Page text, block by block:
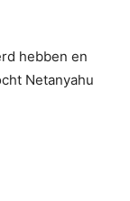
hebben en
Netanyahu